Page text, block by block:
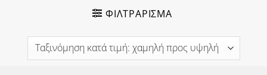
ΦΙΛΤΡΆΡΙΣΜΑ